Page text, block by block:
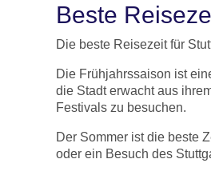
Beste
Die beste Reisezeit für
Die Frühjahrssaison ist
die Stadt erwacht aus
Festivals zu besuchen.
Der Sommer ist die beste
oder ein Besuch des